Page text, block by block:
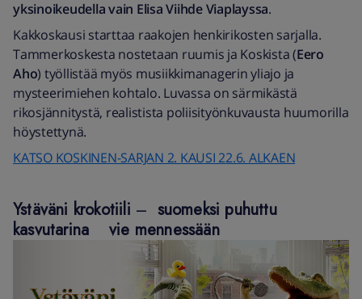
yksinoikeudella vain Elisa Viihde Viaplayssa.
Kakkoskausi starttaa raakojen henkirikosten sarjalla.
Tammerkoskesta nostetaan ruumis ja Koskista (Eero
Aho) työllistää myös musiikkimanagerin yliajo ja
mysteerimiehen kohtalo. Luvassa on särmikästä
rikosjännitystä, realistista poliisityönkuvausta huumorilla
höystettynä.
KATSO KOSKINEN-SARJAN 2. KAUSI 22.6. ALKAEN
Ystäväni krokotiili – suomeksi puhuttu
kasvutarina vie mennessään